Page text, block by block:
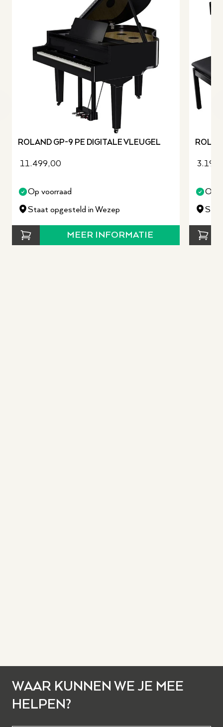
ROLAND GP-9 PE DIGITALE VLEUGEL
11.499,00
Op voorraad
Staat opgesteld in Wezep
MEER INFORMATIE
Op
WAAR KUNNEN WE JE MEE
HELPEN?